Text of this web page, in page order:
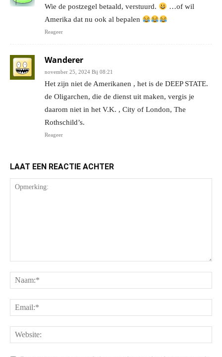
Wie de postzegel betaald, verstuurd.
…of wil
Amerika dat nu ook al bepalen
Reageer
Wanderer
november 25, 2024 Bij 08:21
Het zijn niet de Amerikanen , het is de DEEP STATE.
de Oligarchen, die de dienst uit maken, vergis je
daarom niet in het V.K. , City of London, The
Rothschild’s.
Reageer
LAAT EEN REACTIE ACHTER